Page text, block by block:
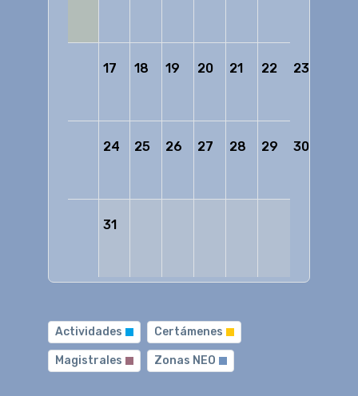
17 18 19 20 21 22 23
24 25 26 27 28 29 30
31
Actividades Certámenes
Magistrales Zonas NEO